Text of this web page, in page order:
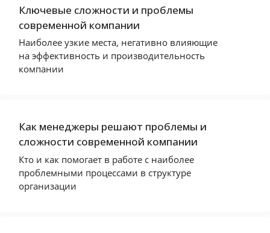
Ключевые сложности и проблемы
современной компании
Наиболее узкие места, негативно влияющие
на эффективность и производительность
компании
Как менеджеры решают проблемы и
сложности современной компании
Кто и как помогает в работе с наиболее
проблемными процессами в структуре
организации